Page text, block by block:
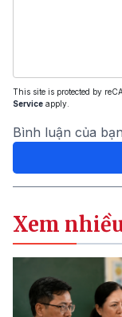
This site is protected by
Service apply.
Bình luận của
Xem